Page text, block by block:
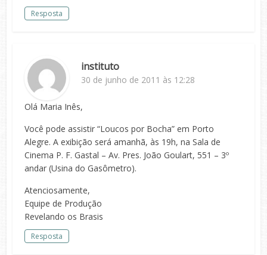
Resposta
instituto
30 de junho de 2011 às 12:28
Olá Maria Inês,
Você pode assistir “Loucos por Bocha” em Porto
Alegre. A exibição será amanhã, às 19h, na Sala de
Cinema P. F. Gastal – Av. Pres. João Goulart, 551 – 3º
andar (Usina do Gasômetro).
Atenciosamente,
Equipe de Produção
Revelando os Brasis
Resposta